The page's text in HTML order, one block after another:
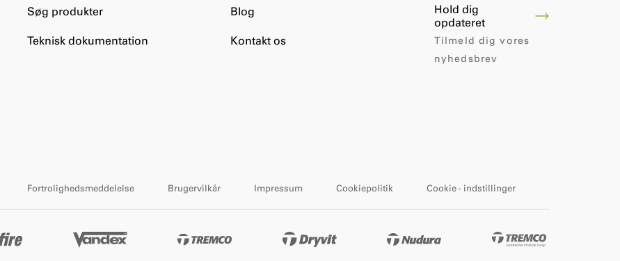
Søg produkter
Teknisk dokumentation
Blog
Kontakt os
Hold dig
opdateret
Tilmeld dig vores
nyhedsbrev
Fortrolighedsmeddelelse Brugervilkår Impressum Cookiepolitik Cookie - indstillinger